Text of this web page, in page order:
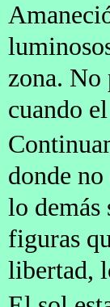
zona. No
cuando
donde
lo demás
figuras
libertad,